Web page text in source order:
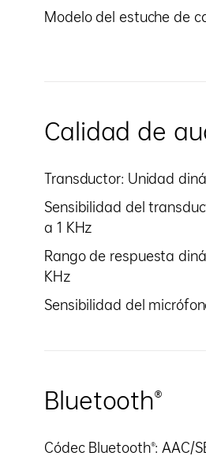
Modelo del estuche de
Calidad de
Transductor: Unidad
Sensibilidad del
a 1 KHz
Rango de respuesta
KHz
Sensibilidad del
Bluetooth®
Códec Bluetooth®: AAC/